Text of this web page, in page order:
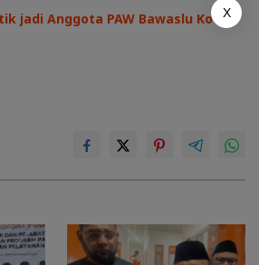
jadi Anggota PAW Bawaslu KotaX